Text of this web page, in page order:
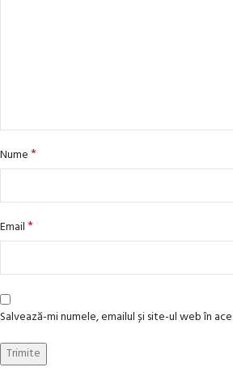
Nume*
Email*
Salvează-mi numele, emailul și site-ul web în